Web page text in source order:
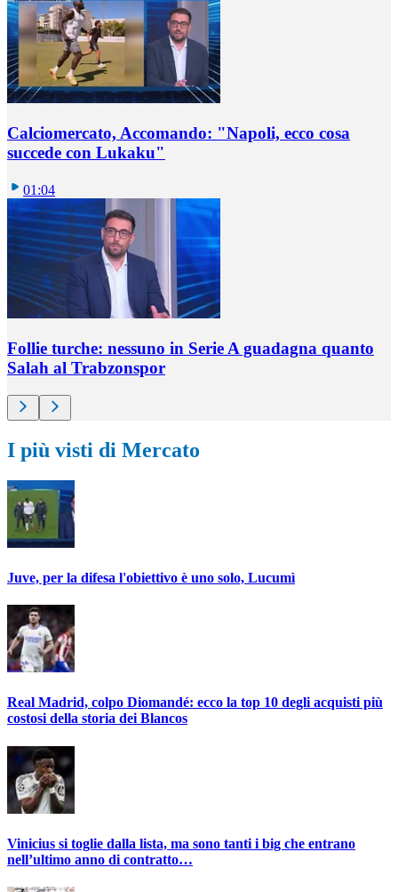
Calciomercato, Accomando: "Napoli, ecco cosa
succede con Lukaku"
01:04
Follie turche: nessuno in Serie A guadagna quanto
Salah al Trabzonspor
I più visti di Mercato
Juve, per la difesa l'obiettivo è uno solo, Lucumì
Real Madrid, colpo Diomandé: ecco la top 10 degli acquisti più
costosi della storia dei Blancos
Vinicius si toglie dalla lista, ma sono tanti i big che entrano
nell’ultimo anno di contratto…